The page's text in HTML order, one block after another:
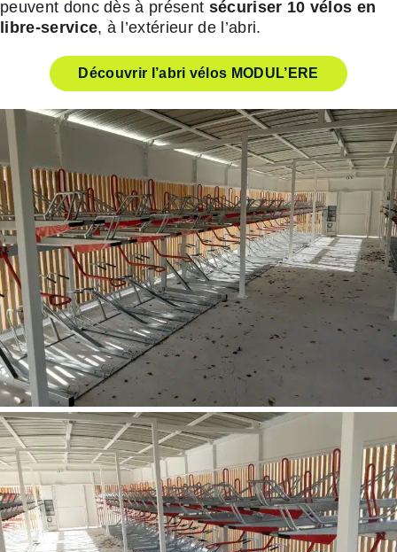
peuvent donc dès à présent sécuriser 10 vélos en
libre-service, à l’extérieur de l’abri.
Découvrir l’abri vélos MODUL’ERE